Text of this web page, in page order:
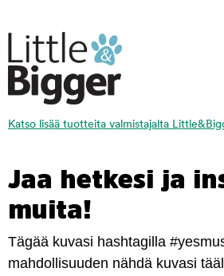
Katso lisää tuotteita valmistajalta
Jaa hetkesi ja
muita!
Tägää kuvasi hashtagilla
mahdollisuuden nähdä kuvasi